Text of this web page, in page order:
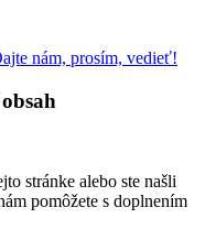
nám, prosím, vedieť!
stránke alebo ste našli
pomôžete s doplnením